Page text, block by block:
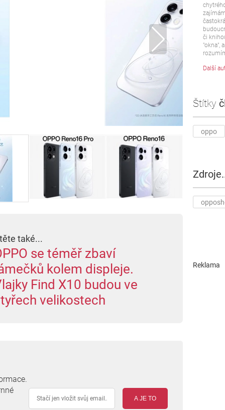
také...
se téměř zbaví
kolem displeje.
Find X10 budou ve
velikostech
A JE TO
či
"okna",
Další
Štítky
oppo
Reklama